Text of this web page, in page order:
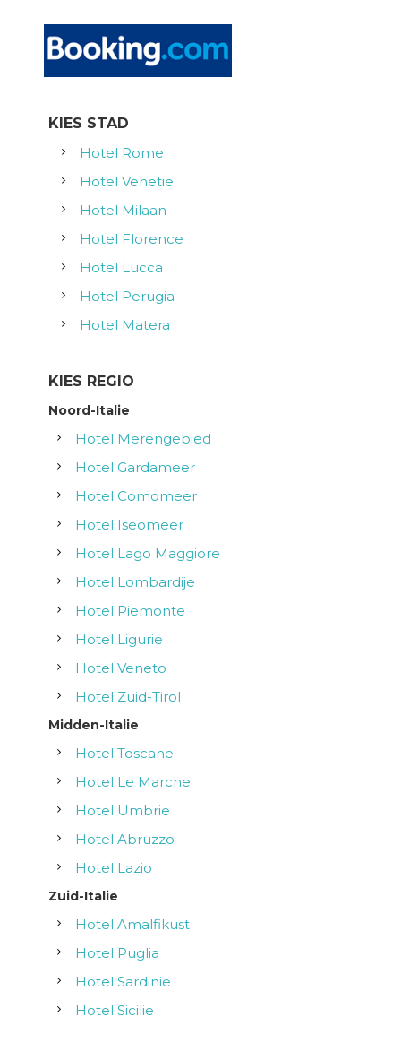
KIES STAD
Hotel Rome
Hotel Venetie
Hotel Milaan
Hotel Florence
Hotel Lucca
Hotel Perugia
Hotel Matera
KIES REGIO
Noord-Italie
Hotel Merengebied
Hotel Gardameer
Hotel Comomeer
Hotel Iseomeer
Hotel Lago Maggiore
Hotel Lombardije
Hotel Piemonte
Hotel Ligurie
Hotel Veneto
Hotel Zuid-Tirol
Midden-Italie
Hotel Toscane
Hotel Le Marche
Hotel Umbrie
Hotel Abruzzo
Hotel Lazio
Zuid-Italie
Hotel Amalfikust
Hotel Puglia
Hotel Sardinie
Hotel Sicilie